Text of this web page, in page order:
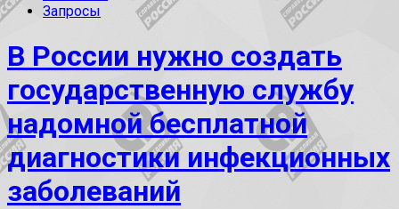
Запросы
В России нужно создать
государственную службу
надомной бесплатной
диагностики инфекционных
заболеваний